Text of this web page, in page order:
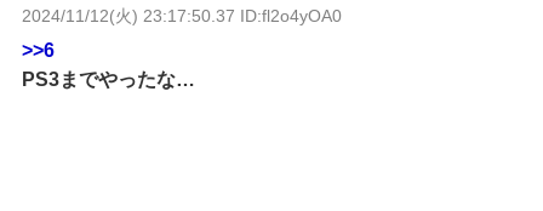
2024/11/12(火) 23:17:50.37 ID:fl2o4yOA0
>>6
PS3までやったな…